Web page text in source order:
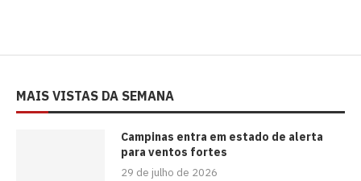
MAIS VISTAS DA SEMANA
Campinas entra em estado de alerta
para ventos fortes
29 de julho de 2026